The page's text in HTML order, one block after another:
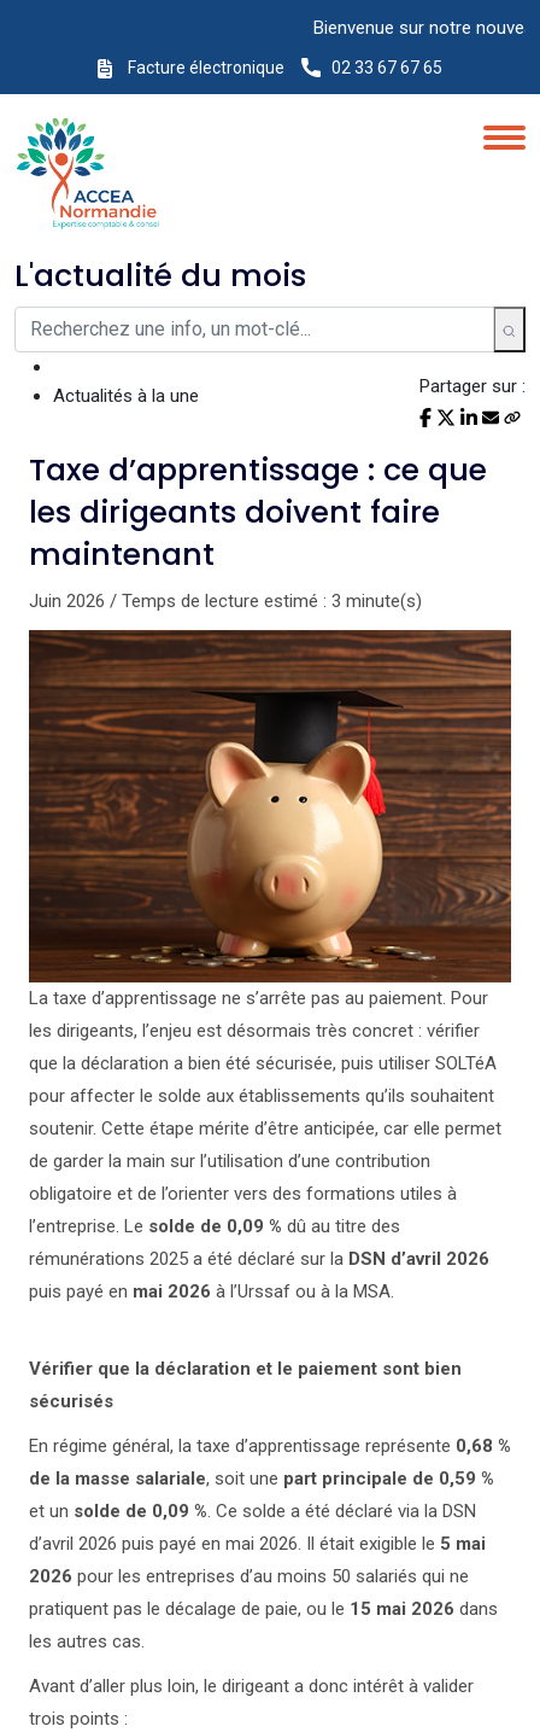
Bienvenue sur notre nouveau site
Facture électronique 02 33 67 67 65
L'actualité du mois
Actualités à la une Partager sur :
Taxe d’apprentissage : ce que
les dirigeants doivent faire
maintenant
Juin 2026 / Temps de lecture estimé : 3 minute(s)
La taxe d’apprentissage ne s’arrête pas au paiement. Pour
les dirigeants, l’enjeu est désormais très concret : vérifier
que la déclaration a bien été sécurisée, puis utiliser SOLTéA
pour affecter le solde aux établissements qu’ils souhaitent
soutenir. Cette étape mérite d’être anticipée, car elle permet
de garder la main sur l’utilisation d’une contribution
obligatoire et de l’orienter vers des formations utiles à
l’entreprise. Le solde de 0,09 % dû au titre des
rémunérations 2025 a été déclaré sur la DSN d’avril 2026
puis payé en mai 2026 à l’Urssaf ou à la MSA.
Vérifier que la déclaration et le paiement sont bien
sécurisés
En régime général, la taxe d’apprentissage représente 0,68 %
de la masse salariale, soit une part principale de 0,59 %
et un solde de 0,09 %. Ce solde a été déclaré via la DSN
d’avril 2026 puis payé en mai 2026. Il était exigible le 5 mai
2026 pour les entreprises d’au moins 50 salariés qui ne
pratiquent pas le décalage de paie, ou le 15 mai 2026 dans
les autres cas.
Avant d’aller plus loin, le dirigeant a donc intérêt à valider
trois points :